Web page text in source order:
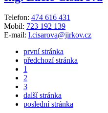
Telefon: 474 616 431
Mobil: 723 192 139
E-mail: l.cisarova@jirkov.cz
první stránka
předchozí stránka
1
2
3
další stránka
poslední stránka